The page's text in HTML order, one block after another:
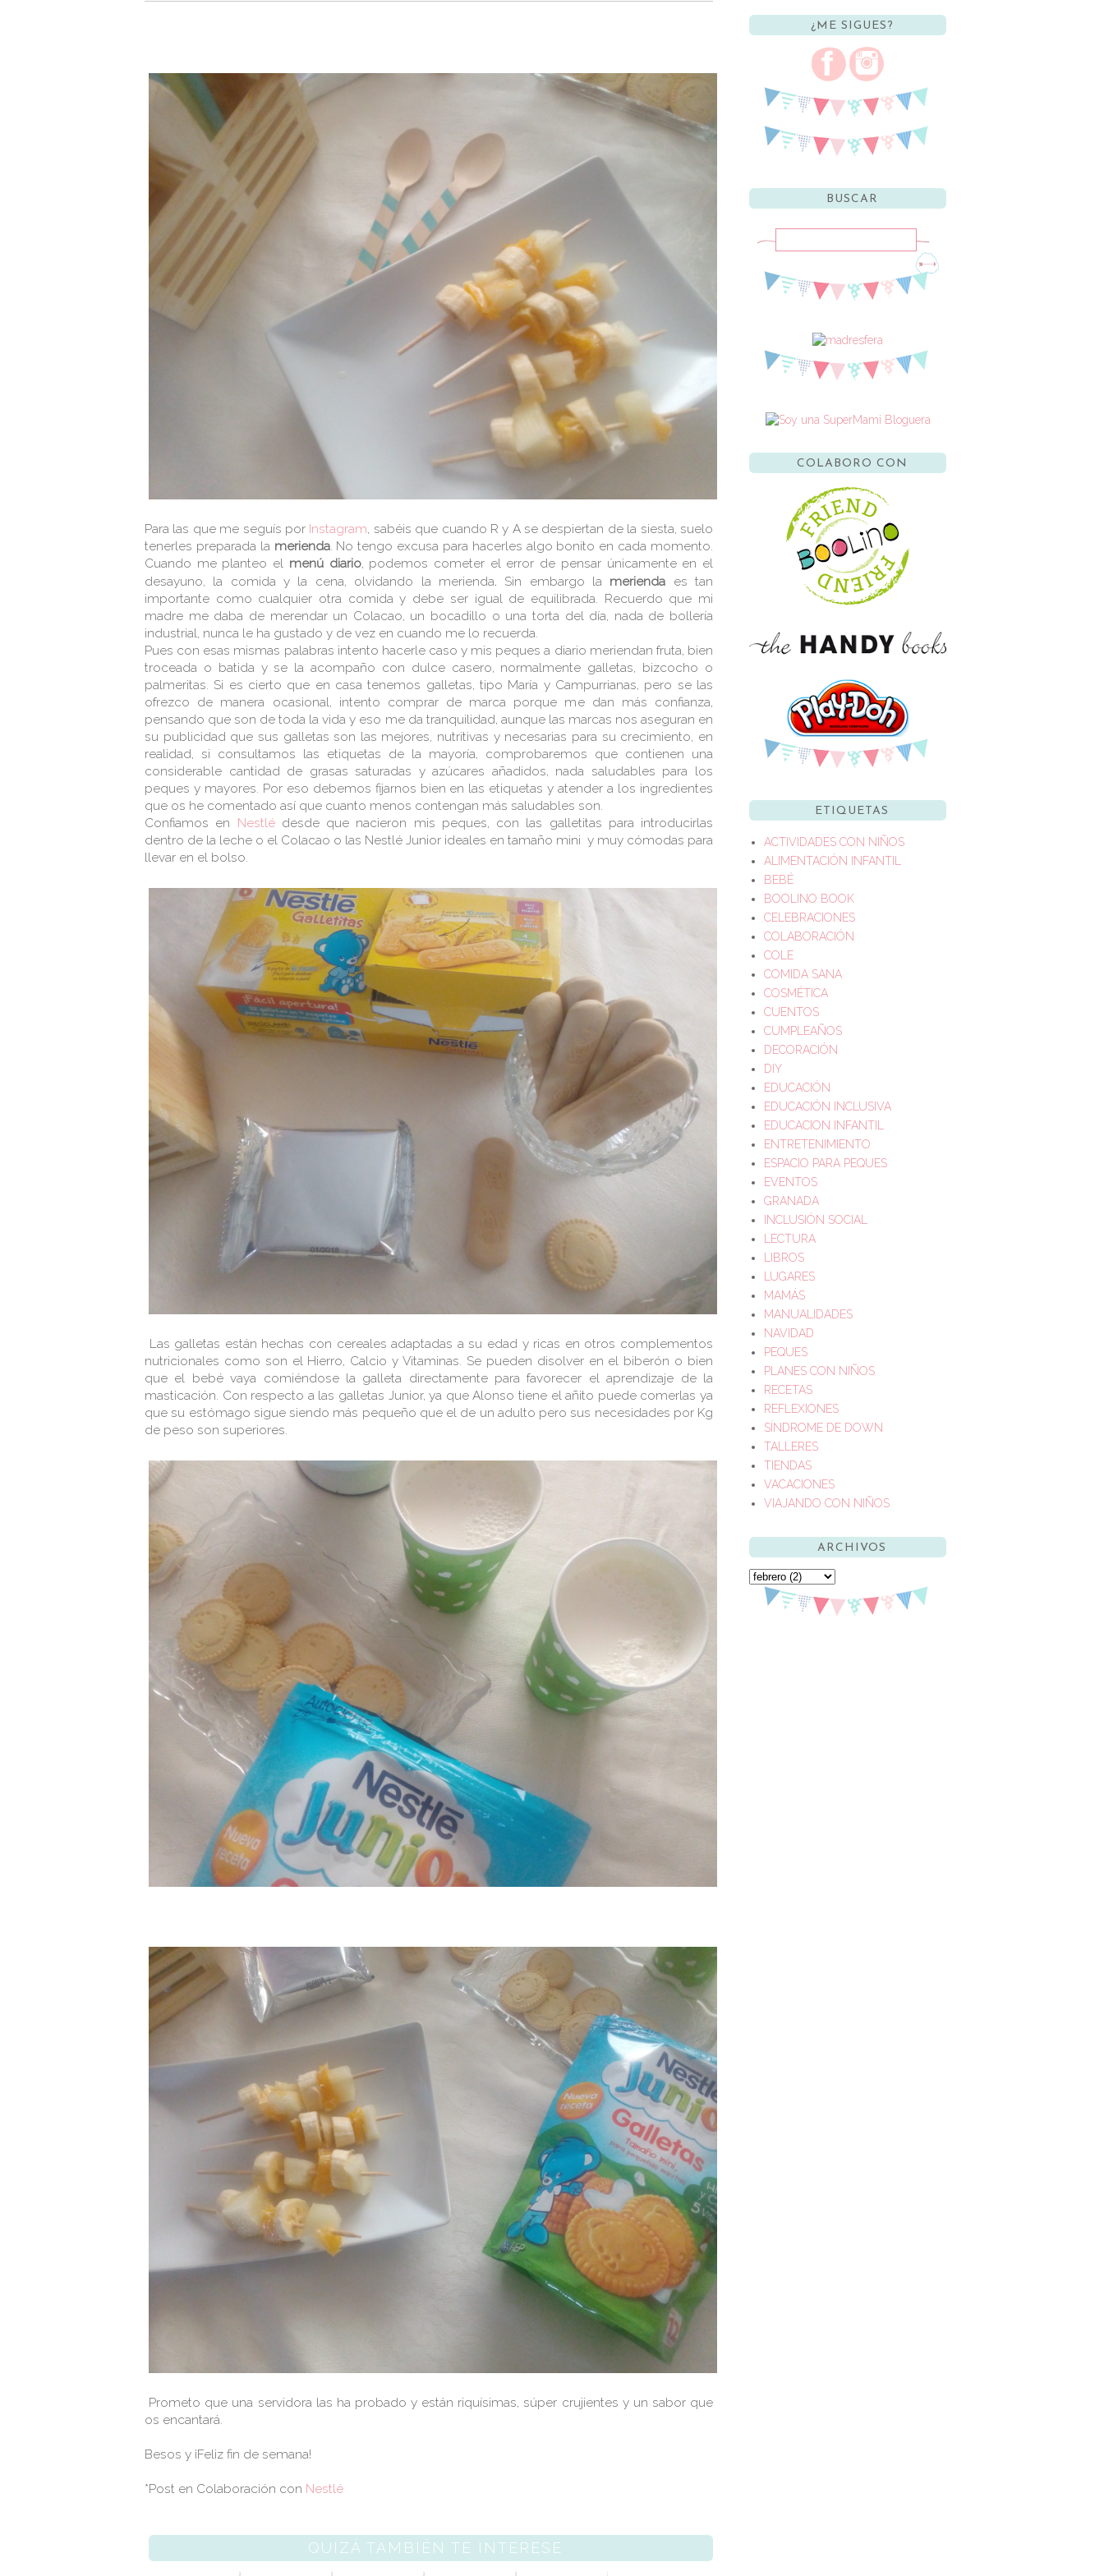
Para las que me seguís por Instagram, sabéis que cuando R y A se despiertan de la siesta, suelo
tenerles preparada la merienda. No tengo excusa para hacerles algo bonito en cada momento.
Cuando me planteo el menú diario, podemos cometer el error de pensar únicamente en el
desayuno, la comida y la cena, olvidando la merienda. Sin embargo la merienda es tan
importante como cualquier otra comida y debe ser igual de equilibrada. Recuerdo que mi
madre me daba de merendar un Colacao, un bocadillo o una torta del día, nada de bollería
industrial, nunca le ha gustado y de vez en cuando me lo recuerda.
Pues con esas mismas palabras intento hacerle caso y mis peques a diario meriendan fruta, bien
troceada o batida y se la acompaño con dulce casero, normalmente galletas, bizcocho o
palmeritas. Si es cierto que en casa tenemos galletas, tipo María y Campurrianas, pero se las
ofrezco de manera ocasional, intento comprar de marca porque me dan más confianza,
pensando que son de toda la vida y eso me da tranquilidad, aunque las marcas nos aseguran en
su publicidad que sus galletas son las mejores, nutritivas y necesarias para su crecimiento, en
realidad, si consultamos las etiquetas de la mayoría, comprobaremos que contienen una
considerable cantidad de grasas saturadas y azúcares añadidos, nada saludables para los
peques y mayores. Por eso debemos fijarnos bien en las etiquetas y atender a los ingredientes
que os he comentado así que cuanto menos contengan más saludables son.
Confiamos en Nestlé desde que nacieron mis peques, con las galletitas para introducirlas
dentro de la leche o el Colacao o las Nestlé Junior ideales en tamaño mini y muy cómodas para
llevar en el bolso.
Las galletas están hechas con cereales adaptadas a su edad y ricas en otros complementos
nutricionales como son el Hierro, Calcio y Vitaminas. Se pueden disolver en el biberón o bien
que el bebé vaya comiéndose la galleta directamente para favorecer el aprendizaje de la
masticación. Con respecto a las galletas Junior, ya que Alonso tiene el añito puede comerlas ya
que su estómago sigue siendo más pequeño que el de un adulto pero sus necesidades por Kg
de peso son superiores.
Prometo que una servidora las ha probado y están riquísimas, súper crujientes y un sabor que
os encantará.
Besos y ¡Feliz fin de semana!
*Post en Colaboración con Nestlé
QUIZÁ TAMBIÉN TE INTERESE
¿ME SIGUES?
BUSCAR
COLABORO CON
ETIQUETAS
ACTIVIDADES CON NIÑOS
ALIMENTACIÓN INFANTIL
BEBÉ
BOOLINO BOOK
CELEBRACIONES
COLABORACIÓN
COLE
COMIDA SANA
COSMÉTICA
CUENTOS
CUMPLEAÑOS
DECORACIÓN
DIY
EDUCACIÓN
EDUCACIÓN INCLUSIVA
EDUCACION INFANTIL
ENTRETENIMIENTO
ESPACIO PARA PEQUES
EVENTOS
GRANADA
INCLUSIÓN SOCIAL
LECTURA
LIBROS
LUGARES
MAMÁS
MANUALIDADES
NAVIDAD
PEQUES
PLANES CON NIÑOS
RECETAS
REFLEXIONES
SÍNDROME DE DOWN
TALLERES
TIENDAS
VACACIONES
VIAJANDO CON NIÑOS
ARCHIVOS